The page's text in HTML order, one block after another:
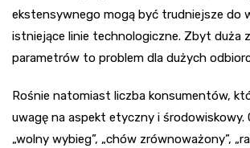
ekstensywnego mogą być trudniejsze do
istniejące linie technologiczne. Zbyt duża
parametrów to problem dla dużych
Rośnie natomiast liczba konsumentów,
uwagę na aspekt etyczny i
„wolny wybieg”, „chów zrównoważony”,